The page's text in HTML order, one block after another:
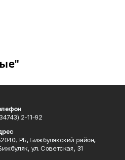
2-11-92
РБ, Бижбулякский район,
ул. Советская, 31